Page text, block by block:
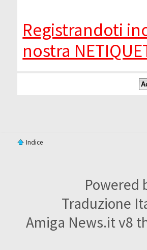
Registrandoti
nostra
Indice
Powered
Traduzione
Amiga News.it v8